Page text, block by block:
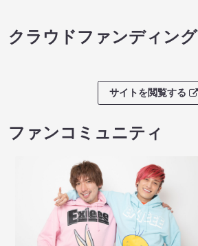
クラウドファンディング
サイトを閲覧する
ファンコミュニティ